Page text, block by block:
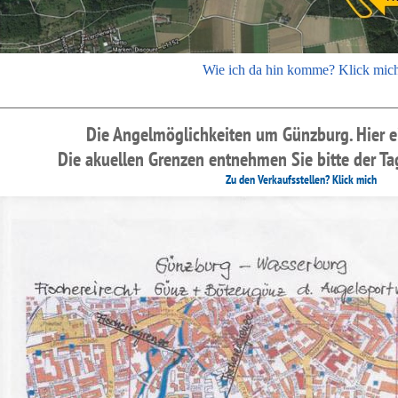
Wie ich da hin komme? Klick
Die Angelmöglichkeiten um Günzburg.Hier
Die akuellen Grenzen entnehmen Sie bitte der
Zu den Verkaufsstellen? Klick mich